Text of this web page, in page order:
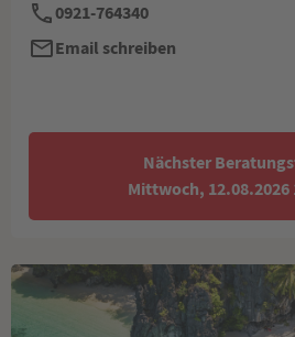
0921-764340
Email schreiben
Nächster
Mittwoch, 12.08.2026